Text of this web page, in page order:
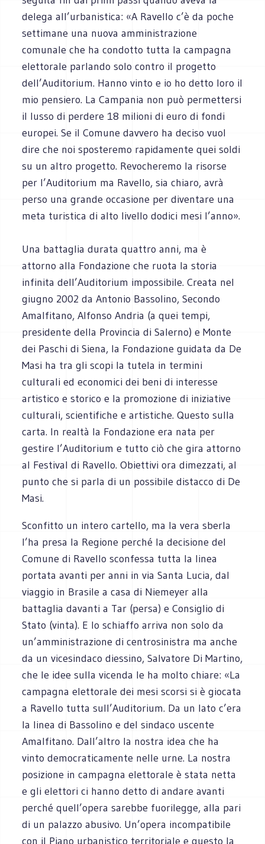
delega all’urbanistica: «A Ravello c’è da poche
settimane una nuova amministrazione
comunale che ha condotto tutta la campagna
elettorale parlando solo contro il progetto
dell’Auditorium. Hanno vinto e io ho detto loro il
mio pensiero. La Campania non può permettersi
il lusso di perdere 18 milioni di euro di fondi
europei. Se il Comune davvero ha deciso vuol
dire che noi sposteremo rapidamente quei soldi
su un altro progetto. Revocheremo la risorse
per l’Auditorium ma Ravello, sia chiaro, avrà
perso una grande occasione per diventare una
meta turistica di alto livello dodici mesi l’anno».
Una battaglia durata quattro anni, ma è
attorno alla Fondazione che ruota la storia
infinita dell’Auditorium impossibile. Creata nel
giugno 2002 da Antonio Bassolino, Secondo
Amalfitano, Alfonso Andria (a quei tempi,
presidente della Provincia di Salerno) e Monte
dei Paschi di Siena, la Fondazione guidata da De
Masi ha tra gli scopi la tutela in termini
culturali ed economici dei beni di interesse
artistico e storico e la promozione di iniziative
culturali, scientifiche e artistiche. Questo sulla
carta. In realtà la Fondazione era nata per
gestire l’Auditorium e tutto ciò che gira attorno
al Festival di Ravello. Obiettivi ora dimezzati, al
punto che si parla di un possibile distacco di De
Masi.
Sconfitto un intero cartello, ma la vera sberla
l’ha presa la Regione perché la decisione del
Comune di Ravello sconfessa tutta la linea
portata avanti per anni in via Santa Lucia, dal
viaggio in Brasile a casa di Niemeyer alla
battaglia davanti a Tar (persa) e Consiglio di
Stato (vinta). E lo schiaffo arriva non solo da
un’amministrazione di centrosinistra ma anche
da un vicesindaco diessino, Salvatore Di Martino,
che le idee sulla vicenda le ha molto chiare: «La
campagna elettorale dei mesi scorsi si è giocata
a Ravello tutta sull’Auditorium. Da un lato c’era
la linea di Bassolino e del sindaco uscente
Amalfitano. Dall’altro la nostra idea che ha
vinto democraticamente nelle urne. La nostra
posizione in campagna elettorale è stata netta
e gli elettori ci hanno detto di andare avanti
perché quell’opera sarebbe fuorilegge, alla pari
di un palazzo abusivo. Un’opera incompatibile
con il Piano urbanistico territoriale e questo la